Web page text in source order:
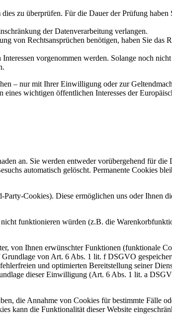
zu überprüfen. Für die Dauer der Prüfung haben
der Datenverarbeitung verlangen.
von Rechtsansprüchen benötigen, haben Sie das
vorgenommen werden. Solange noch nicht
– nur mit Ihrer Einwilligung oder zur
wichtigen öffentlichen Interesses der
an. Sie werden entweder vorübergehend für die
automatisch gelöscht. Permanente Cookies
Cookies). Diese ermöglichen uns oder Ihnen
funktionieren würden (z.B. die
von Ihnen erwünschter Funktionen (funktionale
von Art. 6 Abs. 1 lit. f DSGVO
und optimierten Bereitstellung seiner
dieser Einwilligung (Art. 6 Abs. 1 lit. a
die Annahme von Cookies für bestimmte Fälle
kann die Funktionalität dieser Website